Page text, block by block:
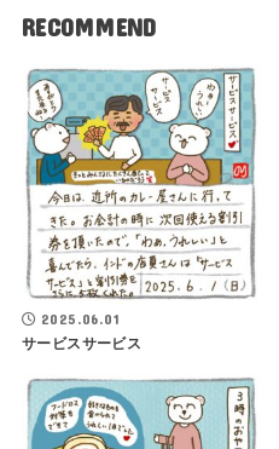
RECOMMEND
2025.06.01
サービスサービス